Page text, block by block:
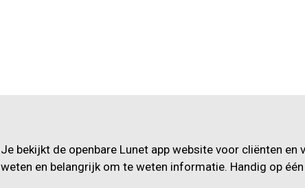
Je bekijkt de openbare Lunet app website voor cliënten en
weten en belangrijk om te weten informatie. Handig op één